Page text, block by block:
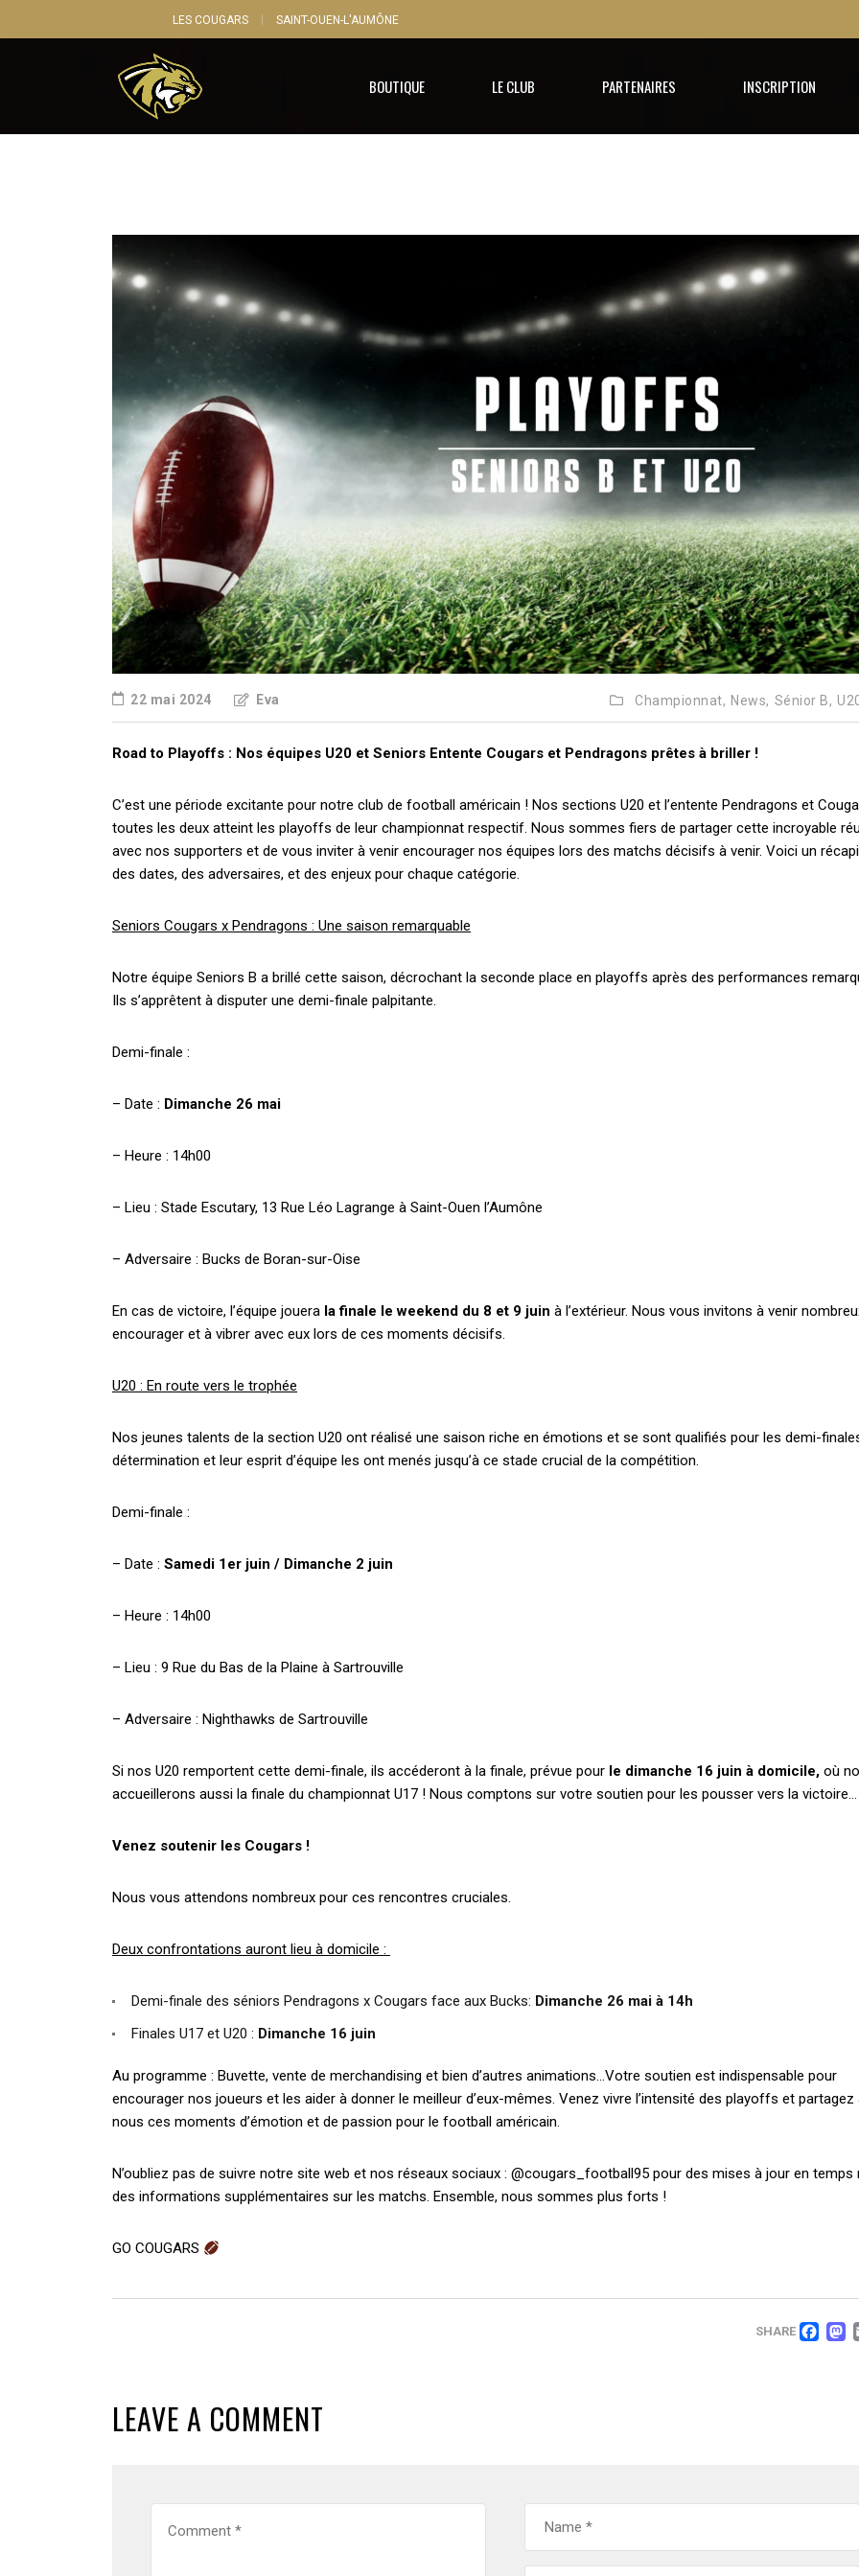
LES COUGARS SAINT-OUEN-L'AUMÔNE
BOUTIQUE LE CLUB PARTENAIRES INSCRIPTION
22 mai 2024 Eva Championnat, News, Sénior B,
Road to Playoffs : Nos équipes U20 et Seniors Entente Cougars et Pendragons prêtes à briller !
C’est une période excitante pour notre club de football américain ! Nos sections U20 et l’entente Pendragons et
toutes les deux atteint les playoffs de leur championnat respectif. Nous sommes fiers de partager cette incroyable
avec nos supporters et de vous inviter à venir encourager nos équipes lors des matchs décisifs à venir. Voici un
des dates, des adversaires, et des enjeux pour chaque catégorie.
Seniors Cougars x Pendragons : Une saison remarquable
Notre équipe Seniors B a brillé cette saison, décrochant la seconde place en playoffs après des performances
Ils s’apprêtent à disputer une demi-finale palpitante.
Demi-finale :
– Date : Dimanche 26 mai
– Heure : 14h00
– Lieu : Stade Escutary, 13 Rue Léo Lagrange à Saint-Ouen l’Aumône
– Adversaire : Bucks de Boran-sur-Oise
En cas de victoire, l’équipe jouera la finale le weekend du 8 et 9 juin à l’extérieur. Nous vous invitons à venir
encourager et à vibrer avec eux lors de ces moments décisifs.
U20 : En route vers le trophée
Nos jeunes talents de la section U20 ont réalisé une saison riche en émotions et se sont qualifiés pour les demi-
détermination et leur esprit d’équipe les ont menés jusqu’à ce stade crucial de la compétition.
Demi-finale :
– Date : Samedi 1er juin / Dimanche 2 juin
– Heure : 14h00
– Lieu : 9 Rue du Bas de la Plaine à Sartrouville
– Adversaire : Nighthawks de Sartrouville
Si nos U20 remportent cette demi-finale, ils accéderont à la finale, prévue pour le dimanche 16 juin à domicile, où
accueillerons aussi la finale du championnat U17 ! Nous comptons sur votre soutien pour les pousser vers la victoire…
Venez soutenir les Cougars !
Nous vous attendons nombreux pour ces rencontres cruciales.
Deux confrontations auront lieu à domicile :
Demi-finale des séniors Pendragons x Cougars face aux Bucks: Dimanche 26 mai à 14h
Finales U17 et U20 : Dimanche 16 juin
Au programme : Buvette, vente de merchandising et bien d’autres animations…Votre soutien est indispensable pour
encourager nos joueurs et les aider à donner le meilleur d’eux-mêmes. Venez vivre l’intensité des playoffs et partagez
nous ces moments d’émotion et de passion pour le football américain.
N’oubliez pas de suivre notre site web et nos réseaux sociaux : @cougars_football95 pour des mises à jour en temps
des informations supplémentaires sur les matchs. Ensemble, nous sommes plus forts !
GO COUGARS
SHARE
LEAVE A COMMENT